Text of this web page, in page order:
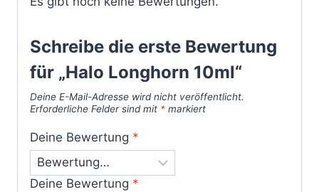
Schreibe die erste Bewertung
für „Halo Longhorn 10ml“
Deine E-Mail-Adresse wird nicht veröffentlicht.
Erforderliche Felder sind mit * markiert
Deine Bewertung *
Deine Bewertung *